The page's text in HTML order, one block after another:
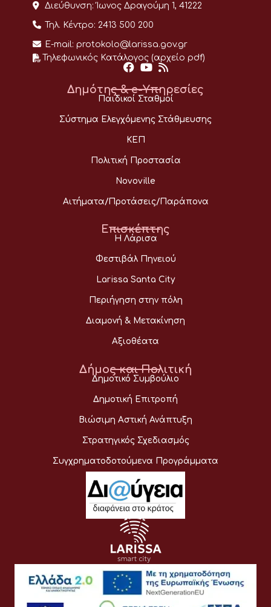
Διεύθυνση: Ίωνος Δραγούμη 1, 41222
Τηλ. Κέντρο: 2413 500 200
E-mail: protokolo@larissa.gov.gr
Τηλεφωνικός Κατάλογος (αρχείο pdf)
Δημότης & e-Υπηρεσίες
Παιδικοί Σταθμοί
Σύστημα Ελεγχόμενης Στάθμευσης
ΚΕΠ
Πολιτική Προστασία
Novoville
Αιτήματα/Προτάσεις/Παράπονα
Επισκέπτης
Η Λάρισα
Φεστιβάλ Πηνειού
Larissa Santa City
Περιήγηση στην πόλη
Διαμονή & Μετακίνηση
Αξιοθέατα
Δήμος και Πολιτική
Δημοτικό Συμβούλιο
Δημοτική Επιτροπή
Βιώσιμη Αστική Ανάπτυξη
Στρατηγικός Σχεδιασμός
Συγχρηματοδοτούμενα Προγράμματα